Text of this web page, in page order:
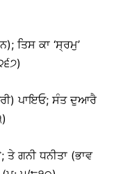
ਤਿਸ ਕਾ ‘ਸ੍ਰਮੁ’
ਪਾਇਓ; ਸੰਤ ਦੁਆਰੈ
ਗਨੀ ਧਨੀਤਾ (ਭਾਵ